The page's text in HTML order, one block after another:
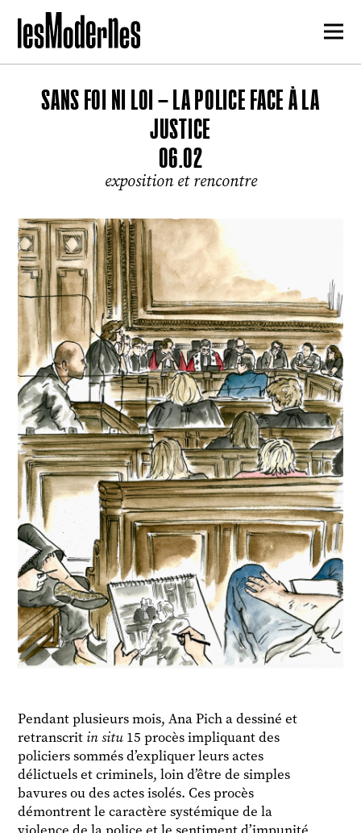
SANS FOI NI LOI – LA POLICE FACE À LA
JUSTICE
06.02
exposition et rencontre
Pendant plusieurs mois, Ana Pich a dessiné et
retranscrit in situ 15 procès impliquant des
policiers sommés d’expliquer leurs actes
délictuels et criminels, loin d’être de simples
bavures ou des actes isolés. Ces procès
démontrent le caractère systémique de la